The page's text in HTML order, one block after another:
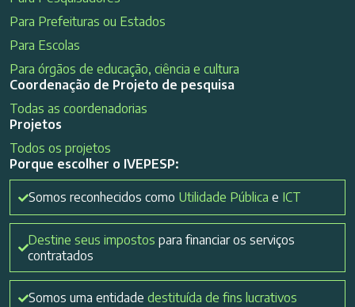
Para Prefeituras ou Estados
Para Escolas
Para órgãos de educação, ciência e cultura
Coordenação de Projeto de pesquisa
Todas as coordenadorias
Projetos
Todos os projetos
Porque escolher o IVEPESP:
Somos reconhecidos como Utilidade Pública e ICT
Destine seus impostos para financiar os serviços
contratados
Somos uma entidade destituída de fins lucrativos